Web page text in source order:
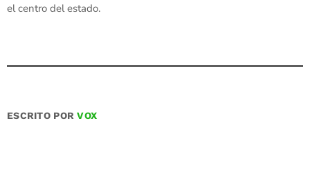
el centro del estado.
ESCRITO PORVOX